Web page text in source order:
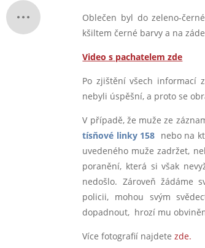
Oblečen byl do zeleno-
kšiltem černé barvy a na
Video s pachatelem zde
Po zjištění všech informací
nebyli úspěšní, a proto se
V případě, že muže ze
tísňové linky 158 nebo na
uvedeného muže zadržet,
poranění, která si však
nedošlo. Zároveň žádáme
policii, mohou svým
dopadnout, hrozí mu
Více fotografií najdetezde.